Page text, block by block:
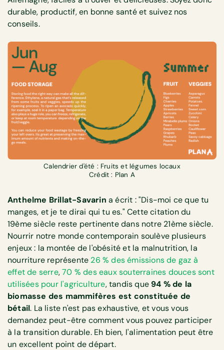
durable, productif, en bonne santé et suivez nos
conseils.
Calendrier d'été : Fruits et légumes locaux
Crédit : Plan A
Anthelme Brillat-Savarin a écrit : "Dis-moi ce que tu
manges, et je te dirai qui tu es." Cette citation du
19ème siècle reste pertinente dans notre 21ème siècle.
Nourrir notre monde contemporain soulève plusieurs
enjeux : la montée de l'obésité et la malnutrition, la
nourriture représente 26 % des émissions de gaz à
effet de serre,70 % des eaux souterraines douces sont
utilisées pour l'agriculture, tandis que 94 % de la
biomasse des mammifères est constituée de
bétail. La liste n'est pas exhaustive, et vous vous
demandez peut-être comment vous pouvez participer
à la transition durable. Eh bien, l'alimentation peut être
un excellent point de départ.